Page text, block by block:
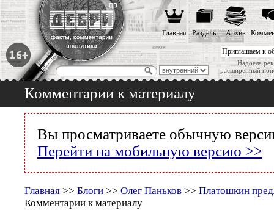
Приглашаем к
Надоела
расширенный
Главная Разделы Архив
Комментарии к материалу
Вы просматриваете обычную
Перейти на мобильную версию >>
Главная >> Блоги >> Олег Паньков >> Платошкин
Комментарии к материалу